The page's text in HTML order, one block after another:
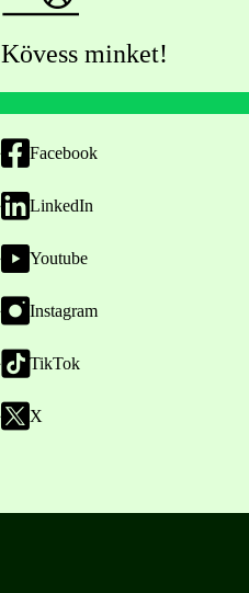
Kövess minket!
Facebook
LinkedIn
Youtube
Instagram
TikTok
X